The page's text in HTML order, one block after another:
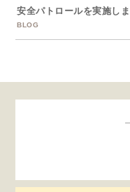
安全パトロールを実施し
BLOG